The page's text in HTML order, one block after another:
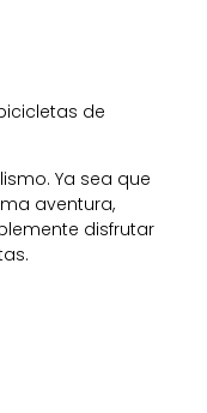
de
Ya sea que
aventura,
disfrutar